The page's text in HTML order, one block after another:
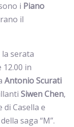
i Piano
il
serata
in
AntonioScurati
SiwenChen,
di Casella e
saga “M”.